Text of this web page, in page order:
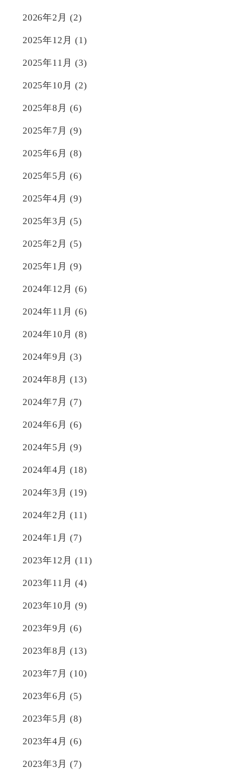
2026年2月 (2)
2025年12月 (1)
2025年11月 (3)
2025年10月 (2)
2025年8月 (6)
2025年7月 (9)
2025年6月 (8)
2025年5月 (6)
2025年4月 (9)
2025年3月 (5)
2025年2月 (5)
2025年1月 (9)
2024年12月 (6)
2024年11月 (6)
2024年10月 (8)
2024年9月 (3)
2024年8月 (13)
2024年7月 (7)
2024年6月 (6)
2024年5月 (9)
2024年4月 (18)
2024年3月 (19)
2024年2月 (11)
2024年1月 (7)
2023年12月 (11)
2023年11月 (4)
2023年10月 (9)
2023年9月 (6)
2023年8月 (13)
2023年7月 (10)
2023年6月 (5)
2023年5月 (8)
2023年4月 (6)
2023年3月 (7)